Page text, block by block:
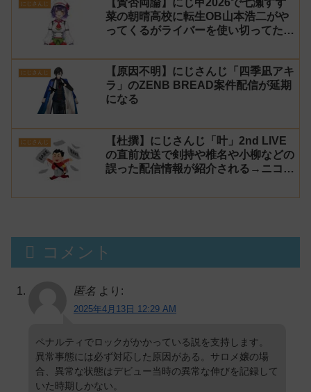
にじさんじ
菜の朝晴高校に転生OB山本浩二がや
ってくるがライバーを使い切ってたの
イバーの転生が可能に
にじさんじ
【原因不明】にじさんじ「四季凪アキ
ラ」のZENB BREAD案件配信が延期
になる
にじさんじ
【杜撰】にじさんじ「叶」2nd LIVE
の直前放送で剣持や椎名や小柳などの
誤った配信情報が紹介される→ニコニ
【生成AI?】
コメント
匿名 より:
2025年4月13日 12:29 AM
ペナルティでロックがかかっている説を支持します。
異常事態には必ず対応した原因がある。サロメ嬢の場
合、異常な状態はデビュー当時の異常な伸びを記録して
いた時期しかない。